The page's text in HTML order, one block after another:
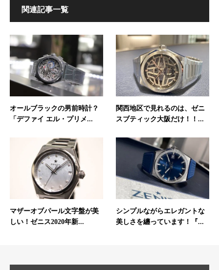
関連記事一覧
オールブラックの男前時計？
「デファイ エル・プリメ...
関西地区で見れるのは、ゼニ
スブティック大阪だけ！！...
マザーオブパール文字盤が美
しい！ゼニス2020年新...
シンプルながらエレガントな
美しさを纏っています！『...